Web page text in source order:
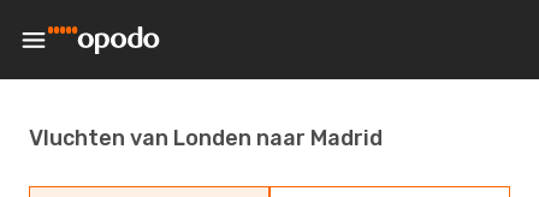
Vluchten van Londen naar Madrid